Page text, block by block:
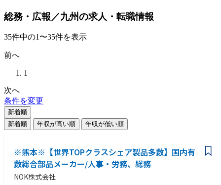
総務・広報／九州の求人・転職情報
35件中の1〜35件を表示
前へ
1
次へ
条件を変更
新着順
新着順
年収が高い順 年収が低い順
※熊本※【世界TOPクラスシェア製品多数】国内有
数総合部品メーカー/人事・労務、総務
NOK株式会社